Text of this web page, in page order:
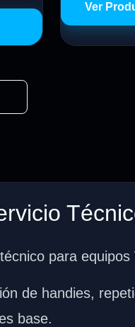
Ver
para equipos
de handies,
base.